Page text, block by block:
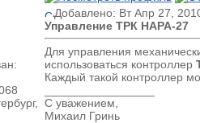
Добавлено: Вт Апр 27,
Управление ТРК НАРА-27
Для управления
использоваться контроллер
Каждый такой контроллер
С уважением,
Михаил Гринь